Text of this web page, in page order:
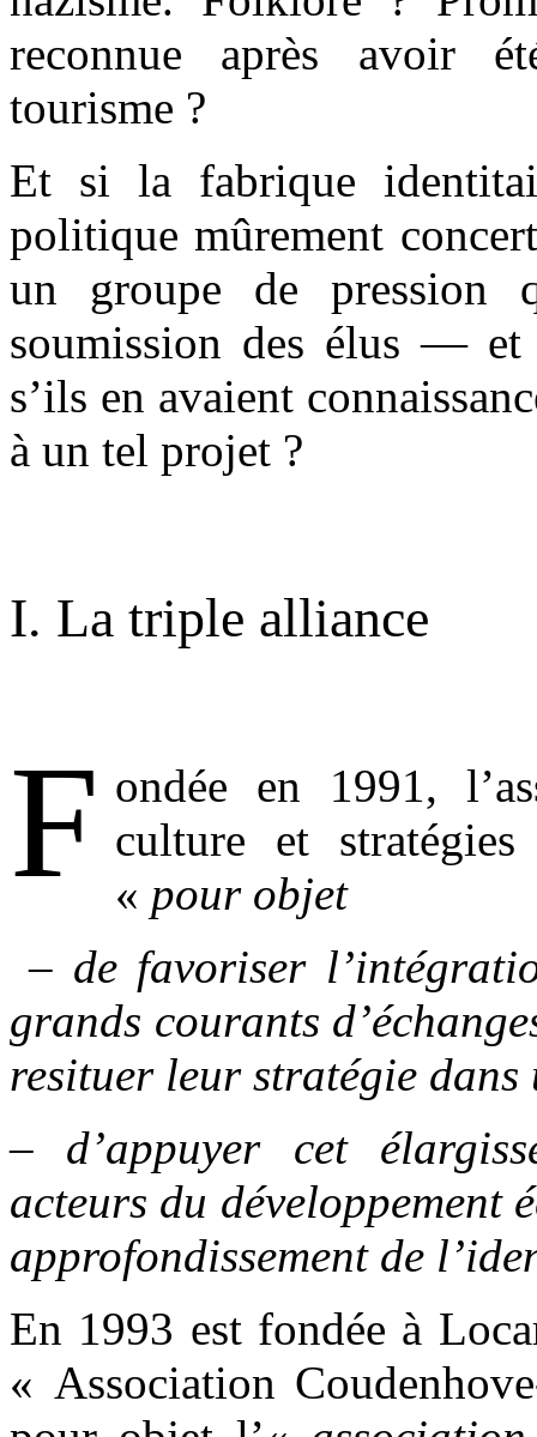
reconnue après avoir
tourisme ?
Et si la fabrique
politique mûrement
un groupe de pression
soumission des élus — et
s’ils en avaient
à un tel projet ?
I. La triple alliance
F ondée en 1991,
culture et
« pour objet
– de favoriser
grands courants
resituer leur stratégie
– d’appuyer cet
acteurs du développement
approfondissement de
En 1993 est fondée à
« Association